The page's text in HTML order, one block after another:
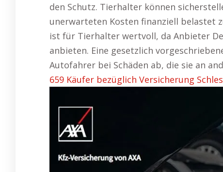
den Schutz. Tierhalter können
unerwarteten Kosten finanziell belastet
ist für Tierhalter wertvoll, da Anbieter
anbieten. Eine gesetzlich
Autofahrer bei Schäden ab, die sie an
659 Käufer bezüglich Versicherung